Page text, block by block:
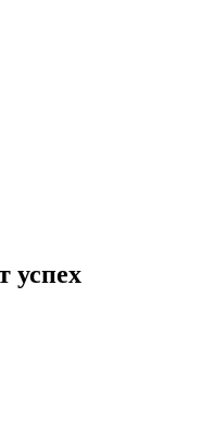
успех